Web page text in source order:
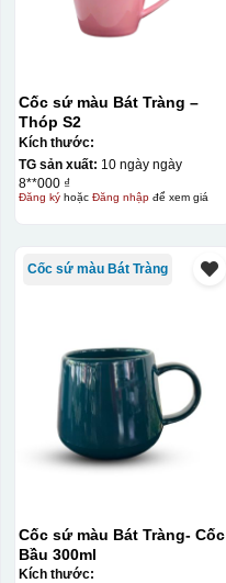
Cốc sứ màu Bát Tràng –
Thóp S2
Kích thước:
TG sản xuất: 10 ngày ngày
8**000 ₫
Đăng kýhoặc Đăng nhậpđể xem giá
Cốc sứ màu Bát Tràng
Cốc sứ màu Bát Tràng- Cốc
Bầu 300ml
Kích thước: